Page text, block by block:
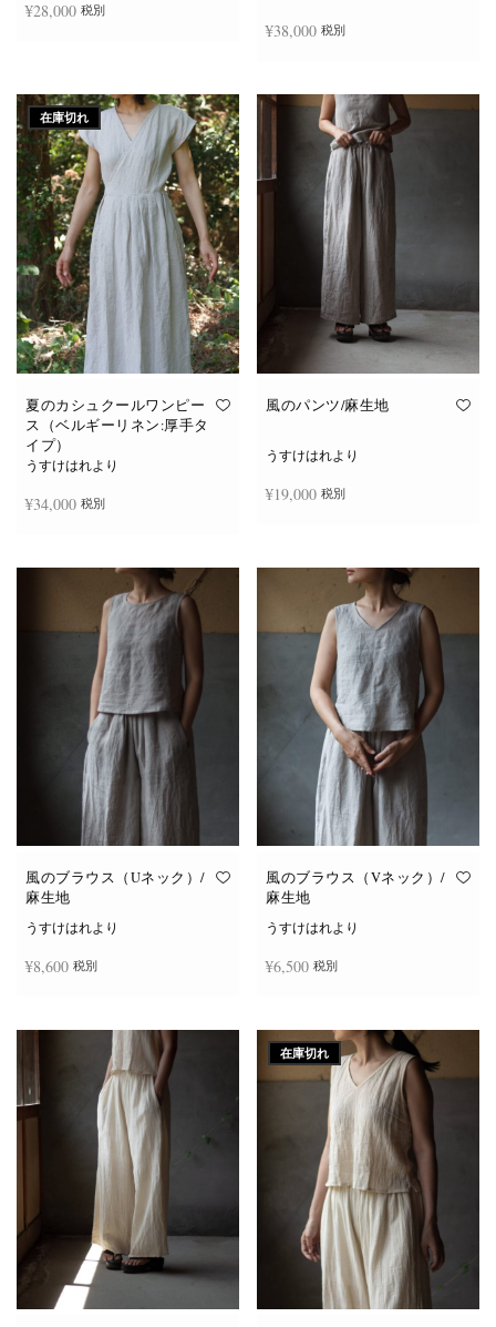
ら
選
択
で
き
ま
す
ら
選
択
で
き
ま
す
¥28,000 税別
¥38,000 税別
在庫切れ
夏のカシュクールワンピー
ス（ベルギーリネン:厚手タ
イプ）
うすけはれより
¥34,000 税別
風のパンツ/麻生地
うすけはれより
¥19,000 税別
風のブラウス（Uネック）/
麻生地
うすけはれより
¥8,600 税別
の
商
品
に
は
複
数
の
バ
リ
エ
ー
シ
ョ
ン
が
あ
ま
風のブラウス（Vネック）/
麻生地
うすけはれより
¥6,500 税別
の
商
品
に
は
複
数
の
バ
リ
エ
ー
シ
ョ
ン
が
あ
り
ま
在庫切れ